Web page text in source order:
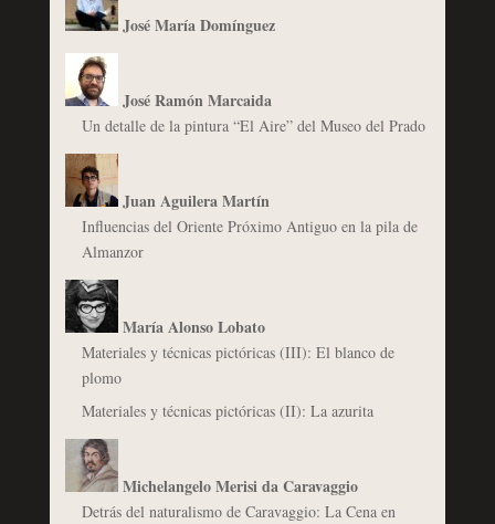
José María Domínguez
José Ramón Marcaida
Un detalle de la pintura “El Aire” del Museo del Prado
Juan Aguilera Martín
Influencias del Oriente Próximo Antiguo en la pila de
Almanzor
María Alonso Lobato
Materiales y técnicas pictóricas (III): El blanco de
plomo
Materiales y técnicas pictóricas (II): La azurita
Michelangelo Merisi da Caravaggio
Detrás del naturalismo de Caravaggio: La Cena en